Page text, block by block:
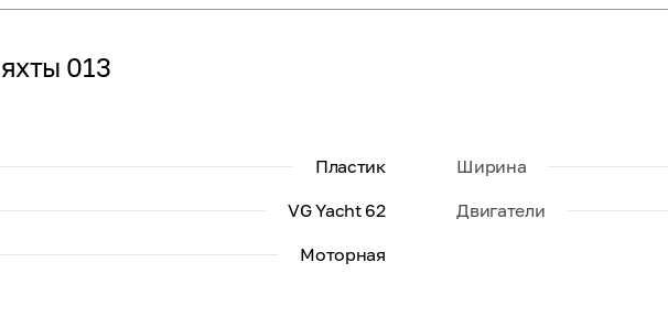
013
Пластик
VG Yacht 62
Моторная
Ширина
Двигатели